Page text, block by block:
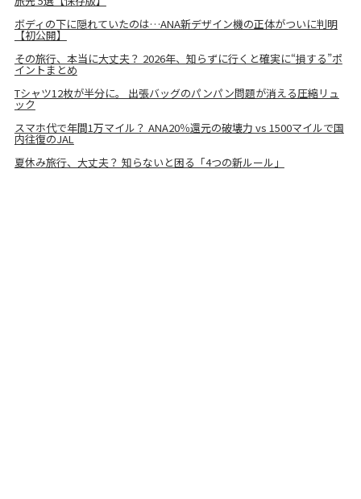
ボディの下に隠れていたのは…ANA新デザイン機の正体がついに判明
【初公開】
その旅行、本当に大丈夫？ 2026年、知らずに行くと確実に“損する”ポ
イントまとめ
Tシャツ12枚が半分に。 出張バッグのパンパン問題が消える圧縮リュ
ック
スマホ代で年間1万マイル？ ANA20％還元の破壊力 vs 1500マイルで国
内往復のJAL
夏休み旅行、大丈夫？ 知らないと困る「4つの新ルール」